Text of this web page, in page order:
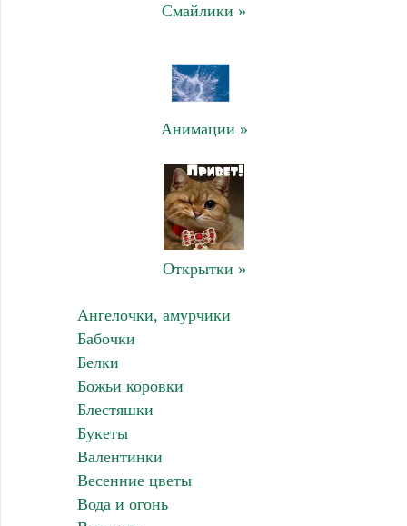
Смайлики »
Анимации »
Открытки »
Ангелочки, амурчики
Бабочки
Белки
Божьи коровки
Блестяшки
Букеты
Валентинки
Весенние цветы
Вода и огонь